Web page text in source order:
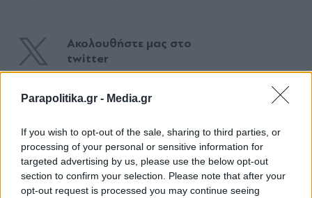
Parapolitika.gr - Media.gr
If you wish to opt-out of the sale, sharing to third parties, or
processing of your personal or sensitive information for
targeted advertising by us, please use the below opt-out
section to confirm your selection. Please note that after your
opt-out request is processed you may continue seeing
Ακολουθήστε μας στο
twitter
ΣΧΕΤΙΚΗ ΕΙΔΗΣΕΟΓΡΑΦΙΑ